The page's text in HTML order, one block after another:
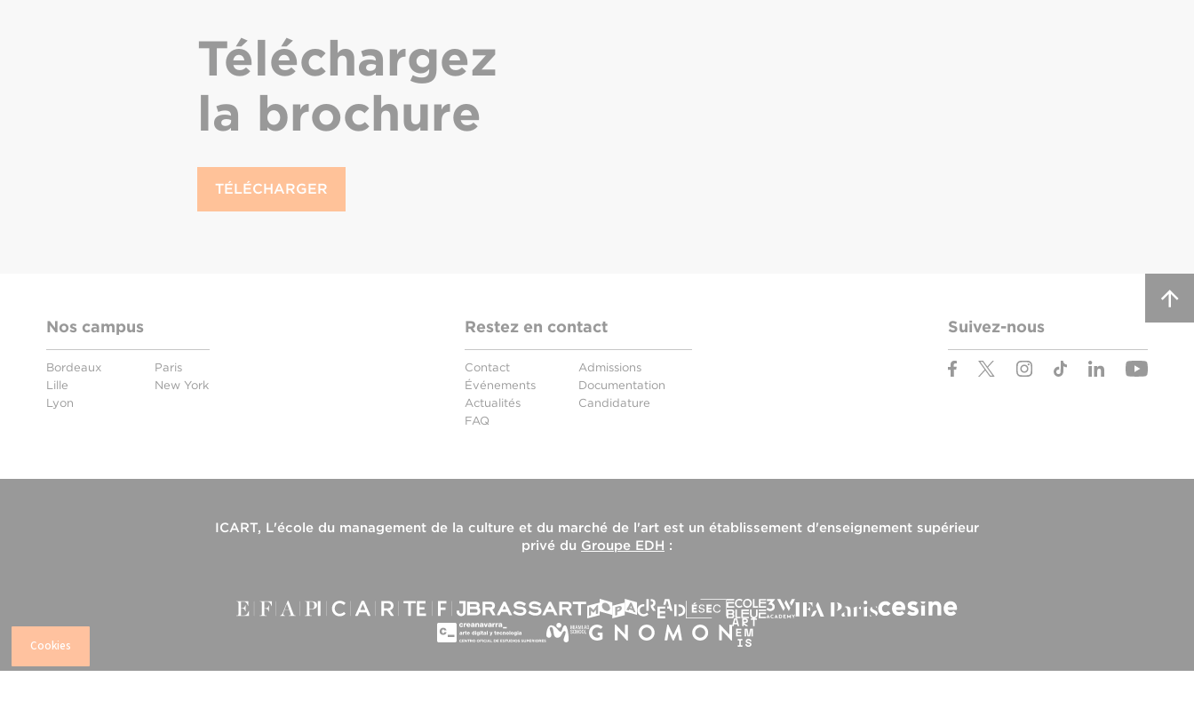
Téléchargez
la brochure
TÉLÉCHARGER
Nos campus
Bordeaux
Lille
Lyon
Paris
New York
Restez en contact
Contact
Événements
Actualités
FAQ
Admissions
Documentation
Candidature
Suivez-nous
ICART, L'école du management de la culture et du marché de l'art est un établissement d'enseignement supérieur
privé du Groupe EDH :